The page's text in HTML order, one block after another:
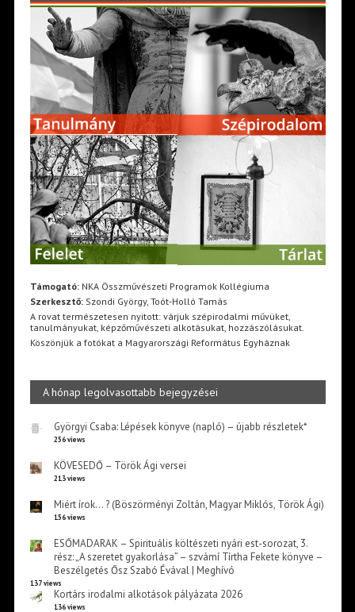
Támogató:NKA Összművészeti Programok Kollégiuma
Szerkesztő:Szondi György, Toót-Holló Tamás
A rovat természetesen nyitott: várjuk szépirodalmi művüket,
tanulmányukat, képzőművészeti alkotásukat, hozzászólásukat.
Köszönjük a fotókat a Magyarországi Református Egyháznak
A hónap legolvasottabb bejegyzései
Györgyi Csaba: Lépések könyve (napló) – újabb részletek*
256 views
KÖVESEDŐ – Török Ági versei
213 views
Miért írok… ? (Böszörményi Zoltán, Magyar Miklós, Török Ági)
156 views
ESŐMADARAK – Spirituális költészeti nyári est-sorozat, 3.
rész: „A szeretet gyakorlása” – szvámí Tírtha Fekete könyve –
Beszélgetés Ősz Szabó Évával | Meghívó
137 views
Kortárs irodalmi alkotások pályázata 2026
136 views